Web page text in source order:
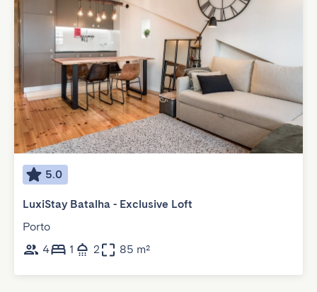
5.0
LuxiStay Batalha - Exclusive Loft
Porto
4
1 2 85 m²